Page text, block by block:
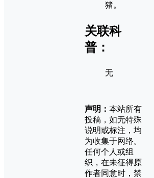
猪。
关联科
普：
无
声明： 本站所有
投稿，如无特殊
说明或标注，均
为收集于网络。
任何个人或组
织，在未征得原
作者同意时，禁